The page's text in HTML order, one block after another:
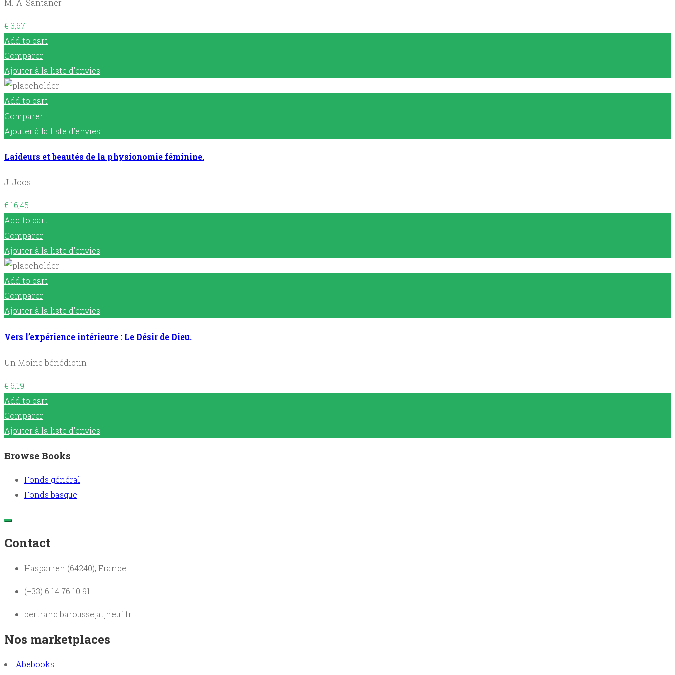
M.-A. Santaner
€ 3,67
Add to cart
Comparer
Ajouter à la liste d’envies
Add to cart
Comparer
Ajouter à la liste d’envies
Laideurs et beautés de la physionomie féminine.
J. Joos
€ 16,45
Add to cart
Comparer
Ajouter à la liste d’envies
Add to cart
Comparer
Ajouter à la liste d’envies
Vers l’expérience intérieure : Le Désir de Dieu.
Un Moine bénédictin
€ 6,19
Add to cart
Comparer
Ajouter à la liste d’envies
Browse Books
Fonds général
Fonds basque
Contact
Hasparren (64240), France
(+33) 6 14 76 10 91
bertrand.barousse[at]neuf.fr
Nos marketplaces
Abebooks